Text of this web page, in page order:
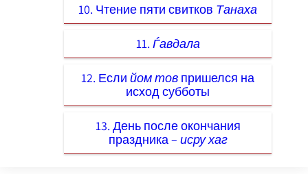
10. Чтение пяти свитков Танаха
11. Ѓавдала
12. Если йом тов пришелся на
исход субботы
13. День после окончания
праздника – исру хаг